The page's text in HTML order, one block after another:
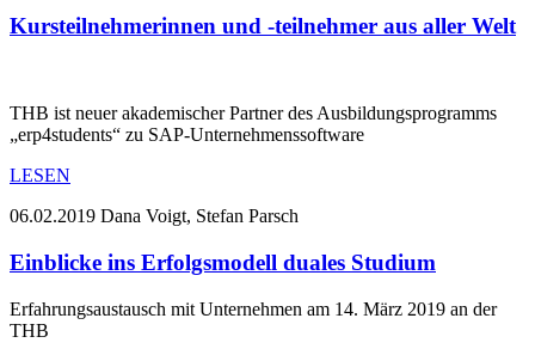
Kursteilnehmerinnen und -teilnehmer aus aller Welt
THB ist neuer akademischer Partner des Ausbildungsprogramms
„erp4students“ zu SAP-Unternehmenssoftware
LESEN
06.02.2019 Dana Voigt, Stefan Parsch
Einblicke ins Erfolgsmodell duales Studium
Erfahrungsaustausch mit Unternehmen am 14. März 2019 an der
THB